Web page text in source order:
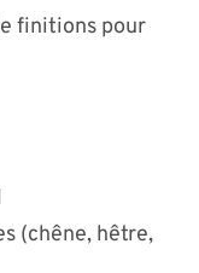
finitions pour
(chêne, hêtre,